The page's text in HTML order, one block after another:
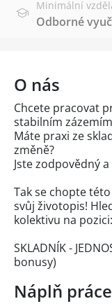
Minimální
Odborné
O nás
Chcete pracovat
stabilním
Máte praxi ze
změně?
Jste zodpovědný
Tak se chopte
svůj životopis!
kolektivu na pozici:
SKLADNÍK -
bonusy)
Náplň